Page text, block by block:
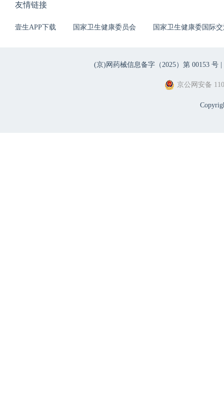
友情链接
壹生APP下载 国家卫生健康委员会 国家卫生健康委国际
(京)网药械信息备字（2025）第 00153 号 |
京公网安备